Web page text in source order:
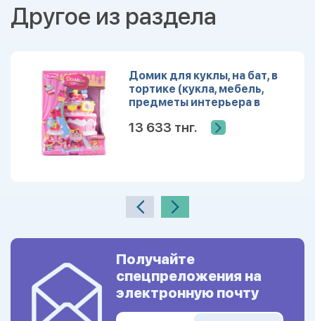
Другое из раздела
Домик для куклы, на бат, в
тортике (кукла, мебель,
предметы интерьера в
13 633 тнг.
Получайте
спецпреложения на
электронную почту